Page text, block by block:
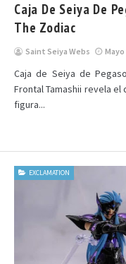
Caja De Seiya De
The Zodiac
Saint Seiya Webs Mayo
Caja de Seiya de
Frontal Tamashii revela
figura...
EXCLAMATION